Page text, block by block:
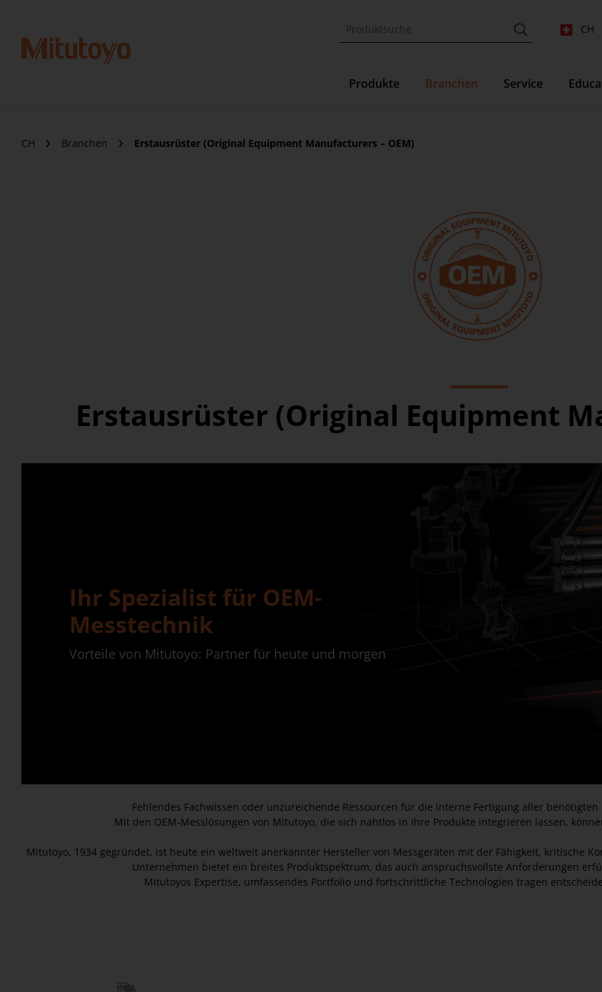
CH
Produkte Branchen Service
CH Branchen Erstausrüster (Original Equipment Manufacturers – OEM)
Erstausrüster (Original Equipment
Ihr Spezialist für OEM-
Messtechnik
Vorteile von Mitutoyo: Partner für heute und morgen
Fehlendes Fachwissen oder unzureichende Ressourcen für die interne Fertigung aller
Mit den OEM-Messlösungen von Mitutoyo, die sich nahtlos in Ihre Produkte integrieren lassen,
Mitutoyo, 1934 gegründet, ist heute ein weltweit anerkannter Hersteller von Messgeräten mit der Fähigkeit, kritische
Unternehmen bietet ein breites Produktspektrum, das auch anspruchsvollste Anforderungen
Mitutoyos Expertise, umfassendes Portfolio und fortschrittliche Technologien tragen